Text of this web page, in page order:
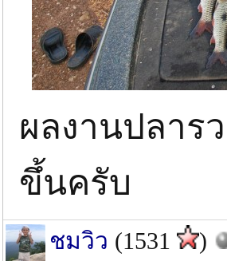
ผลงานปลาร
ขึ้นครับ
ชมวิว (1531 )